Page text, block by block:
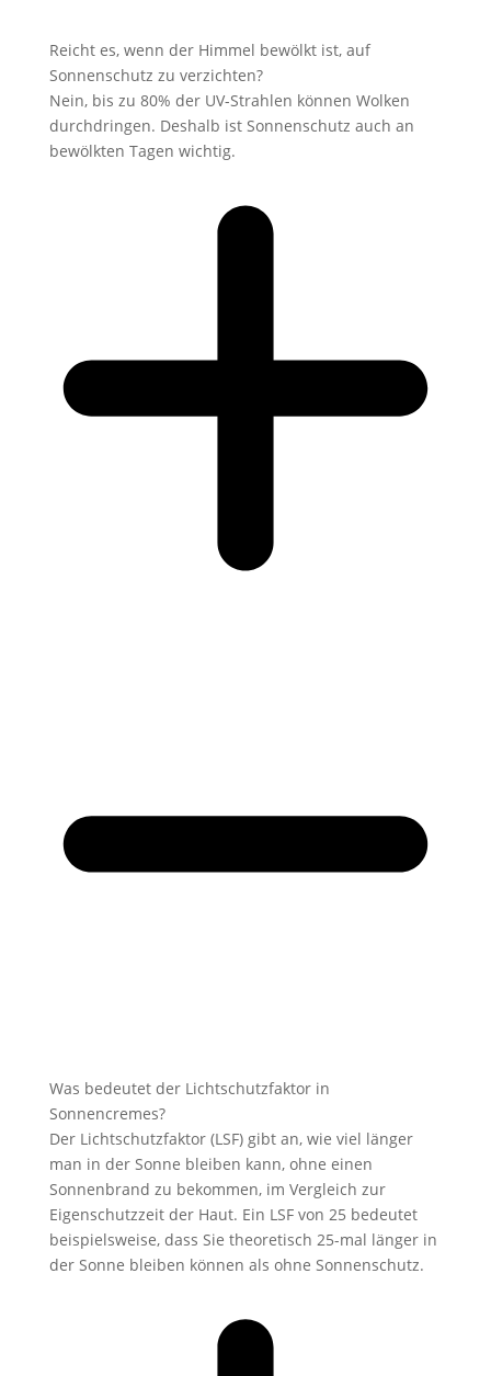
Reicht es, wenn der Himmel bewölkt ist, auf
Sonnenschutz zu verzichten?
Nein, bis zu 80% der UV-Strahlen können Wolken
durchdringen. Deshalb ist Sonnenschutz auch an
bewölkten Tagen wichtig.
Was bedeutet der Lichtschutzfaktor in
Sonnencremes?
Der Lichtschutzfaktor (LSF) gibt an, wie viel länger
man in der Sonne bleiben kann, ohne einen
Sonnenbrand zu bekommen, im Vergleich zur
Eigenschutzzeit der Haut. Ein LSF von 25 bedeutet
beispielsweise, dass Sie theoretisch 25-mal länger in
der Sonne bleiben können als ohne Sonnenschutz.